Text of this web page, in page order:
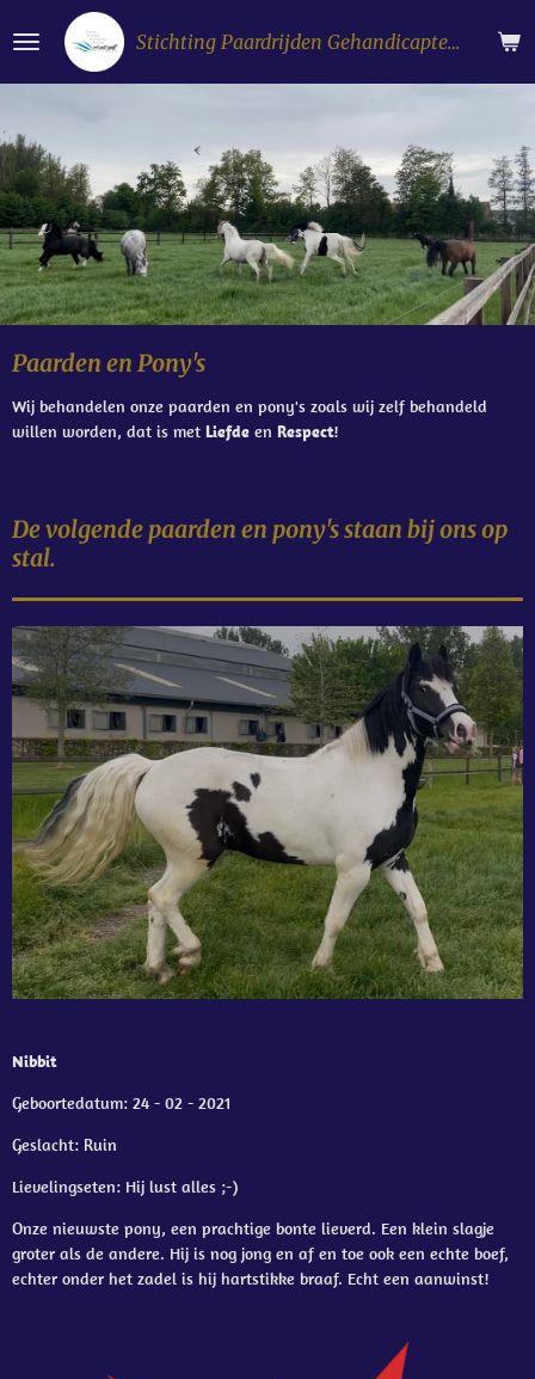
direct
Stichting Paardrijden Gehandicapten Flevoland
Paarden en Pony's
Wij behandelen onze paarden en pony's zoals wij zelf behandeld
willen worden, dat is met Liefde en Respect!
De volgende paarden en pony's staan bij ons op
stal.
Nibbit
Geboortedatum: 24 - 02 - 2021
Geslacht: Ruin
Lievelingseten: Hij lust alles ;-)
Onze nieuwste pony, een prachtige bonte lieverd. Een klein slagje
groter als de andere. Hij is nog jong en af en toe ook een echte boef,
echter onder het zadel is hij hartstikke braaf. Echt een aanwinst!